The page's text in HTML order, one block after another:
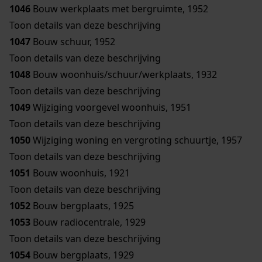
1046 Bouw werkplaats met bergruimte, 1952
Toon details van deze beschrijving
1047 Bouw schuur, 1952
Toon details van deze beschrijving
1048 Bouw woonhuis/schuur/werkplaats, 1932
Toon details van deze beschrijving
1049Wijziging voorgevel woonhuis, 1951
Toon details van deze beschrijving
1050Wijziging woning en vergroting schuurtje, 1957
Toon details van deze beschrijving
1051 Bouw woonhuis, 1921
Toon details van deze beschrijving
1052 Bouw bergplaats, 1925
1053 Bouw radiocentrale, 1929
Toon details van deze beschrijving
1054 Bouw bergplaats, 1929